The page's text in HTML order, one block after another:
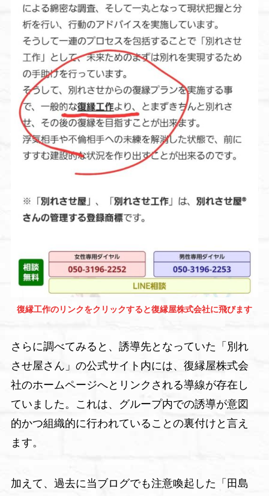
復縁工作のリンクをクリックすると復縁屋株式会社に飛びます
さらに調べてみると、誘導先となっていた「別れ
させ屋さん」の公式サイト内には、復縁屋株式会
社のホームページへとリンクされる導線が存在し
ていました。これは、グループ内での誘導が意図
的かつ組織的に行われていることの裏付けと言え
ます。
加えて、過去に当ブログでも注意喚起した「田島